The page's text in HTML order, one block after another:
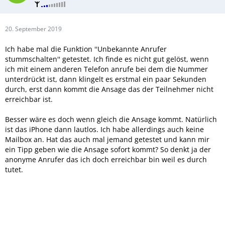
20. September 2019
Ich habe mal die Funktion ''Unbekannte Anrufer
stummschalten'' getestet. Ich finde es nicht gut gelöst, wenn
ich mit einem anderen Telefon anrufe bei dem die Nummer
unterdrückt ist, dann klingelt es erstmal ein paar Sekunden
durch, erst dann kommt die Ansage das der Teilnehmer nicht
erreichbar ist.
Besser wäre es doch wenn gleich die Ansage kommt. Natürlich
ist das iPhone dann lautlos. Ich habe allerdings auch keine
Mailbox an. Hat das auch mal jemand getestet und kann mir
ein Tipp geben wie die Ansage sofort kommt? So denkt ja der
anonyme Anrufer das ich doch erreichbar bin weil es durch
tutet.